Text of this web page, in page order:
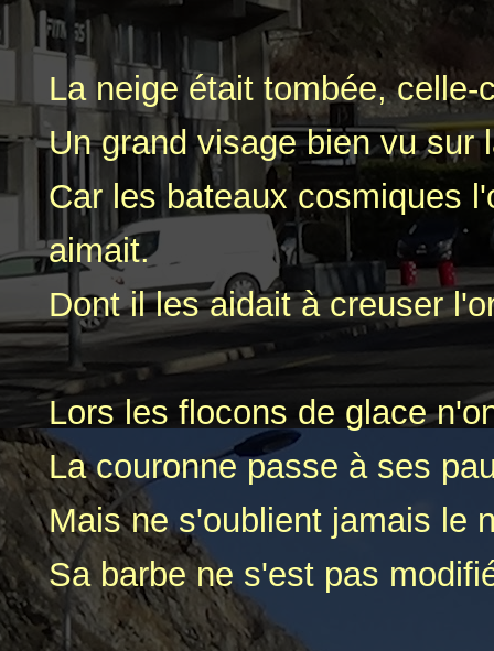
La neige était tombée, celle-
Un grand visage bien vu sur
Car les bateaux cosmiques
aimait.
Dont il les aidait à creuser
Lors les flocons de glace
La couronne passe à ses
Mais ne s'oublient jamais le
Sa barbe ne s'est pas